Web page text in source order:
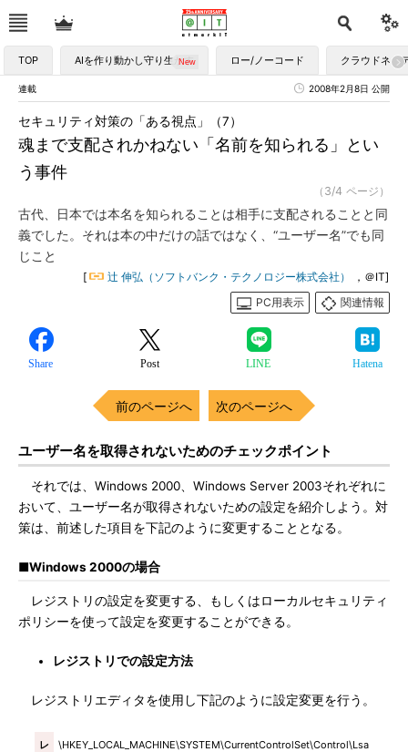
TOP AIを作り動かし守り生かす ロー/ノーコード クラウドネイ
連載 2008年2月8日 公開
魂まで支配されかねない「名前を知られる」とい
う事件
セキュリティ対策の「ある視点」（7）
（3/4 ページ）
古代、日本では本名を知られることは相手に支配されることと同
義でした。それは本の中だけの話ではなく、“ユーザー名”でも同
じこと
[ 辻 伸弘（ソフトバンク・テクノロジー株式会社）
，＠IT]
PC用表示
関連情報
Share Post LINE Hatena
前のページへ 次のページへ
ユーザー名を取得されないためのチェックポイント
それでは、Windows 2000、Windows Server 2003それぞれに
おいて、ユーザー名が取得されないための設定を紹介しよう。対
策は、前述した項目を下記のように変更することとなる。
■Windows 2000の場合
レジストリの設定を変更する、もしくはローカルセキュリティ
ポリシーを使って設定を変更することができる。
レジストリでの設定方法
レジストリエディタを使用し下記のように設定変更を行う。
レ
\HKEY_LOCAL_MACHINE\SYSTEM\CurrentControlSet\Control\Lsa